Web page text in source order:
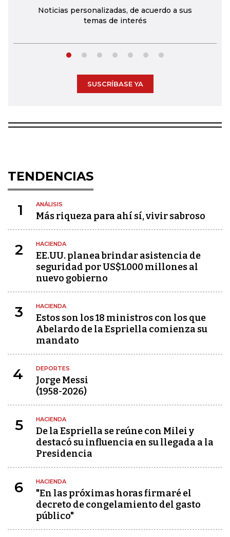
Noticias personalizadas, de acuerdo a sus
temas de interés
SUSCRÍBASE YA
TENDENCIAS
1 ANÁLISIS
Más riqueza para ahí sí, vivir sabroso
2 HACIENDA
EE.UU. planea brindar asistencia de
seguridad por US$1.000 millones al
nuevo gobierno
3 HACIENDA
Estos son los 18 ministros con los que
Abelardo de la Espriella comienza su
mandato
4 DEPORTES
Jorge Messi
(1958-2026)
5 HACIENDA
De la Espriella se reúne con Milei y
destacó su influencia en su llegada a la
Presidencia
6 HACIENDA
"En las próximas horas firmaré el
decreto de congelamiento del gasto
público"